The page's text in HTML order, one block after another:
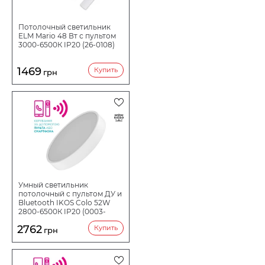
Потолочный светильник
ELM Mario 48 Вт с пультом
3000-6500К IP20 (26-0108)
1469 грн Купить
Умный светильник
потолочный c пультом ДУ и
Bluetooth IKOS Colo 52W
2800-6500К IP20 (0003-
2762 грн Купить